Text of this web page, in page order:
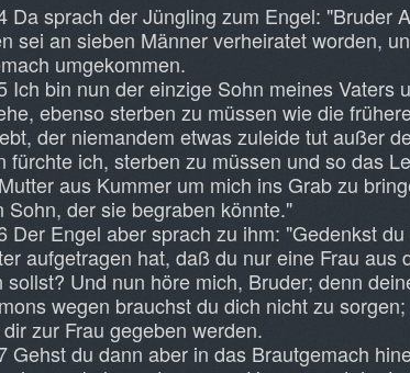
Da sprach der Jüngling zum Engel: "Bruder
sei an sieben Männer verheiratet worden,
umgekommen.
Ich bin nun der einzige Sohn meines Vaters
ebenso sterben zu müssen wie die
der niemandem etwas zuleide tut außer
fürchte ich, sterben zu müssen und so das
aus Kummer um mich ins Grab zu
Sohn, der sie begraben könnte."
Der Engel aber sprach zu ihm: "Gedenkst
aufgetragen hat, daß du nur eine Frau aus
sollst? Und nun höre mich, Bruder; denn
wegen brauchst du dich nicht zu
zur Frau gegeben werden.
Gehst du dann aber in das Brautgemach